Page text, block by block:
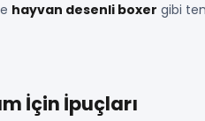
hayvan desenli boxer gibi
İçin İpuçları